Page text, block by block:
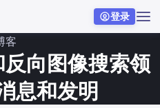
登录
客
向图像搜索领
息和发明